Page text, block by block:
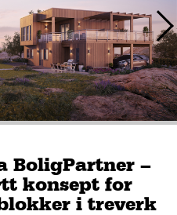
BoligPartner –
konsept for
i treverk